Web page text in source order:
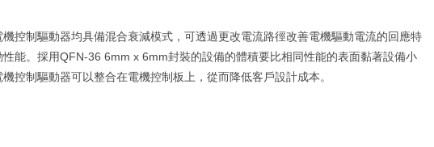
機控制驅動器均具備混合衰減模式，可透過更改電流路徑改善電機驅動電流的回應特
能。採用QFN-36 6mm x 6mm封裝的設備的體積要比相同性能的表面黏著設備小
控制驅動器可以整合在電機控制板上，從而降低客戶設計成本。